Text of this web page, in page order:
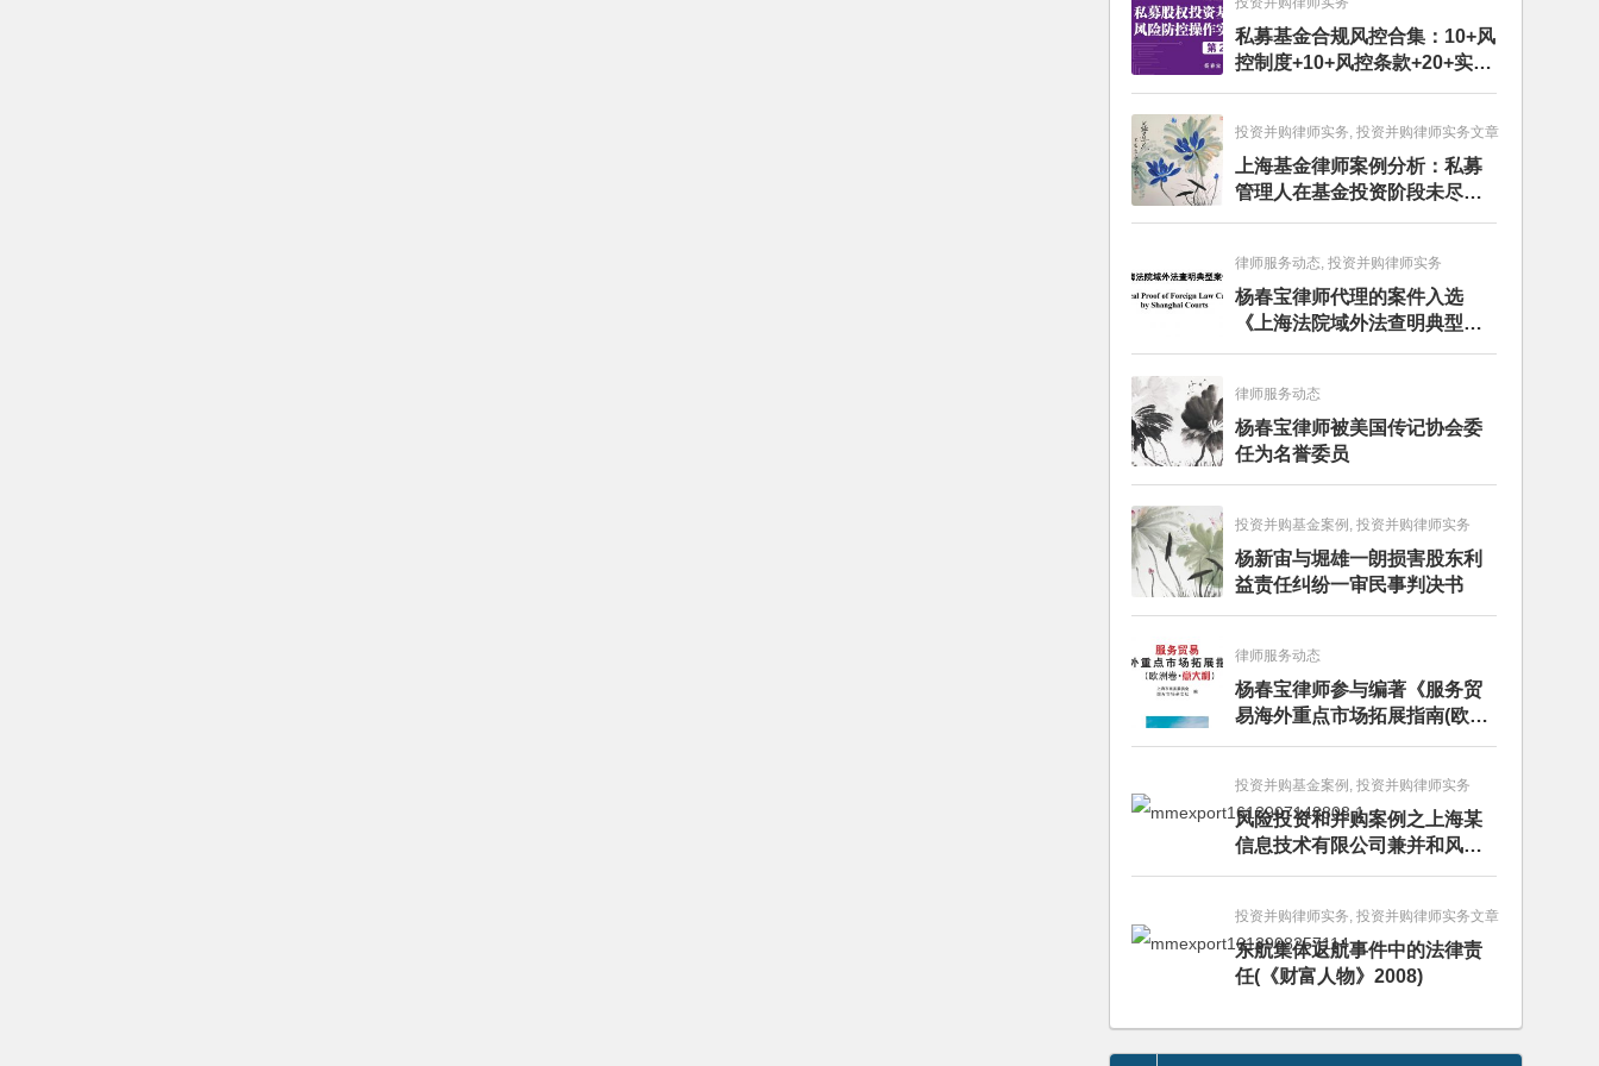
私募基金合规风控合集：10+风
控制度+10+风控条款+20+实务
文章+每月动态
投资并购律师实务, 投资并购律师实务文章
上海基金律师案例分析：私募
管理人在基金投资阶段未尽勤
勉义务的赔偿责任
律师服务动态, 投资并购律师实务
杨春宝律师代理的案件入选
《上海法院域外法查明典型案
例》
律师服务动态
杨春宝律师被美国传记协会委
任为名誉委员
投资并购基金案例, 投资并购律师实务
杨新宙与堀雄一朗损害股东利
益责任纠纷一审民事判决书
律师服务动态
杨春宝律师参与编著《服务贸
易海外重点市场拓展指南(欧洲
卷·意大利)》
投资并购基金案例, 投资并购律师实务
风险投资和并购案例之上海某
信息技术有限公司兼并和风险
投资服务
投资并购律师实务, 投资并购律师实务文章
东航集体返航事件中的法律责
任(《财富人物》2008)